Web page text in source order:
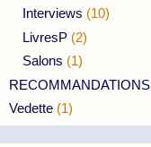
Interviews (10)
LivresP (2)
Salons (1)
RECOMMANDATIONS
Vedette (1)